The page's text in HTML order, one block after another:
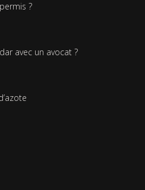
?
avec un avocat ?